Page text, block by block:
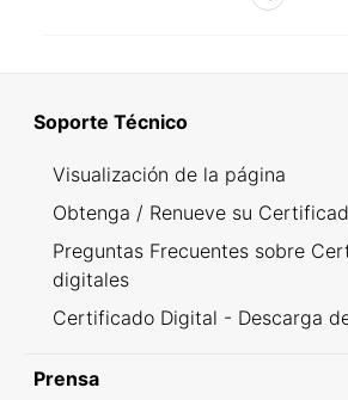
Soporte Técnico
Visualización de la página
Obtenga / Renueve su
Preguntas Frecuentes sobre
digitales
Certificado Digital - Descarga
Prensa